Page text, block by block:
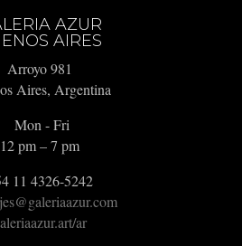
AZUR
AIRES
Arroyo 981
Aires, Argentina
Mon - Fri
12 pm – 7 pm
11 4326-5242
ar